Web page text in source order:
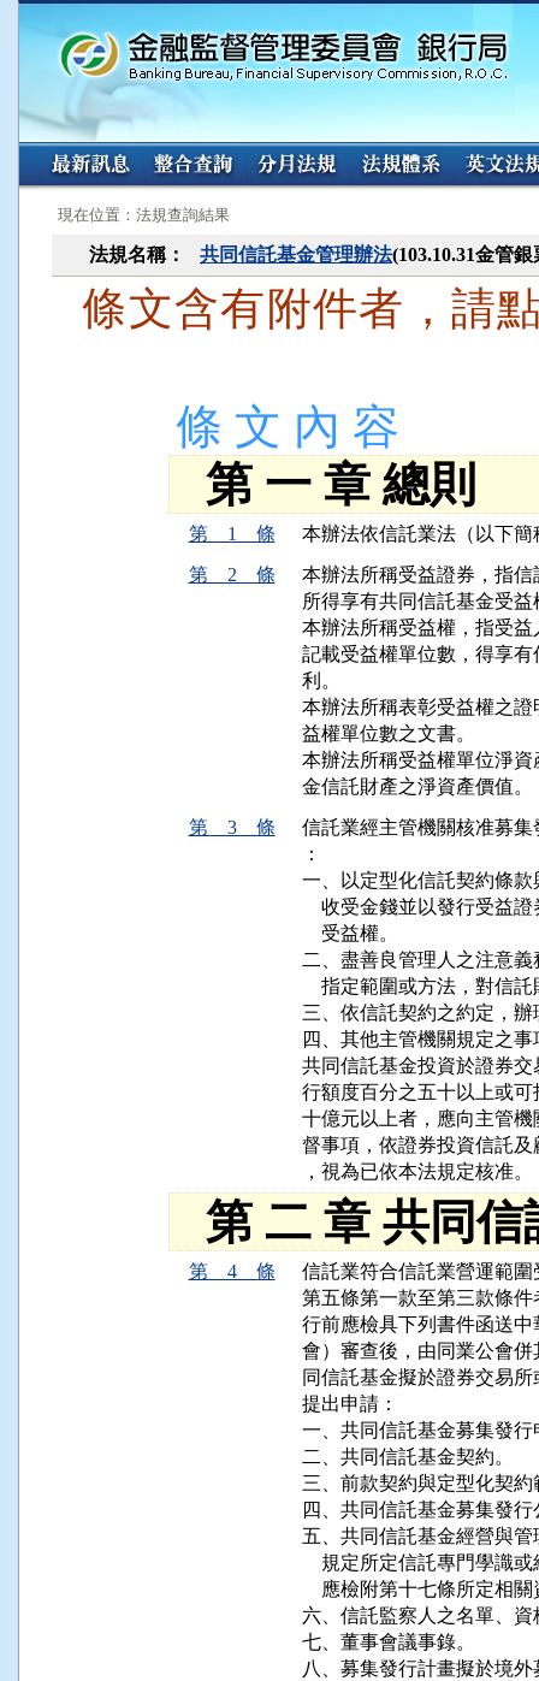
:::
現在位置：法規查詢結果
法規名稱： 共同信託基金管理辦法(103.10.31金管
條文含有附件者，請
條 文 內 容
第 一 章 總則
第 1 條
本辦法依信託業法（以下
第 2 條
本辦法所稱受益證券，指
所得享有共同信託基金受益
本辦法所稱受益權，指受
記載受益權單位數，得享
利。
本辦法所稱表彰受益權之
益權單位數之文書。
本辦法所稱受益權單位淨
金信託財產之淨資產價值。
第 3 條
信託業經主管機關核准募
：
一、以定型化信託契約條
收受金錢並以發行受益
    受益權。
二、盡善良管理人之注意
指定範圍或方法，對信
三、依信託契約之約定，
四、其他主管機關規定之事
共同信託基金投資於證券
行額度百分之五十以上或
十億元以上者，應向主管
督事項，依證券投資信託
，視為已依本法規定核准。
第 二 章 共同信
第 4 條
信託業符合信託業營運範
第五條第一款至第三款條
行前應檢具下列書件函送
會）審查後，由同業公會
同信託基金擬於證券交易
提出申請：
一、共同信託基金募集發
二、共同信託基金契約。
三、前款契約與定型化契
四、共同信託基金募集發
五、共同信託基金經營與
規定所定信託專門學識
應檢附第十七條所定相
六、信託監察人之名單、
七、董事會議事錄。
八、募集發行計畫擬於境